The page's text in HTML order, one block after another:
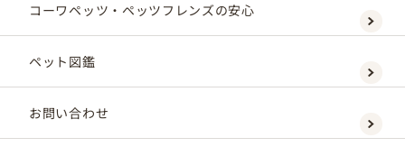
コーワペッツ・ペッツフレンズの安心
ペット図鑑
お問い合わせ